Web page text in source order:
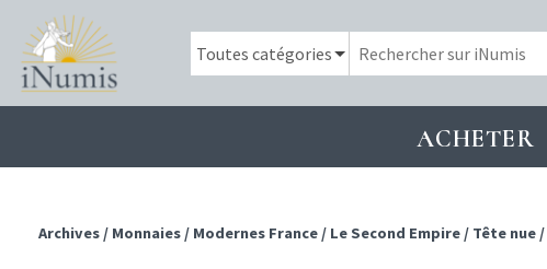
ACHETER
Archives / Monnaies / Modernes France / Le Second Empire / Tête nue /